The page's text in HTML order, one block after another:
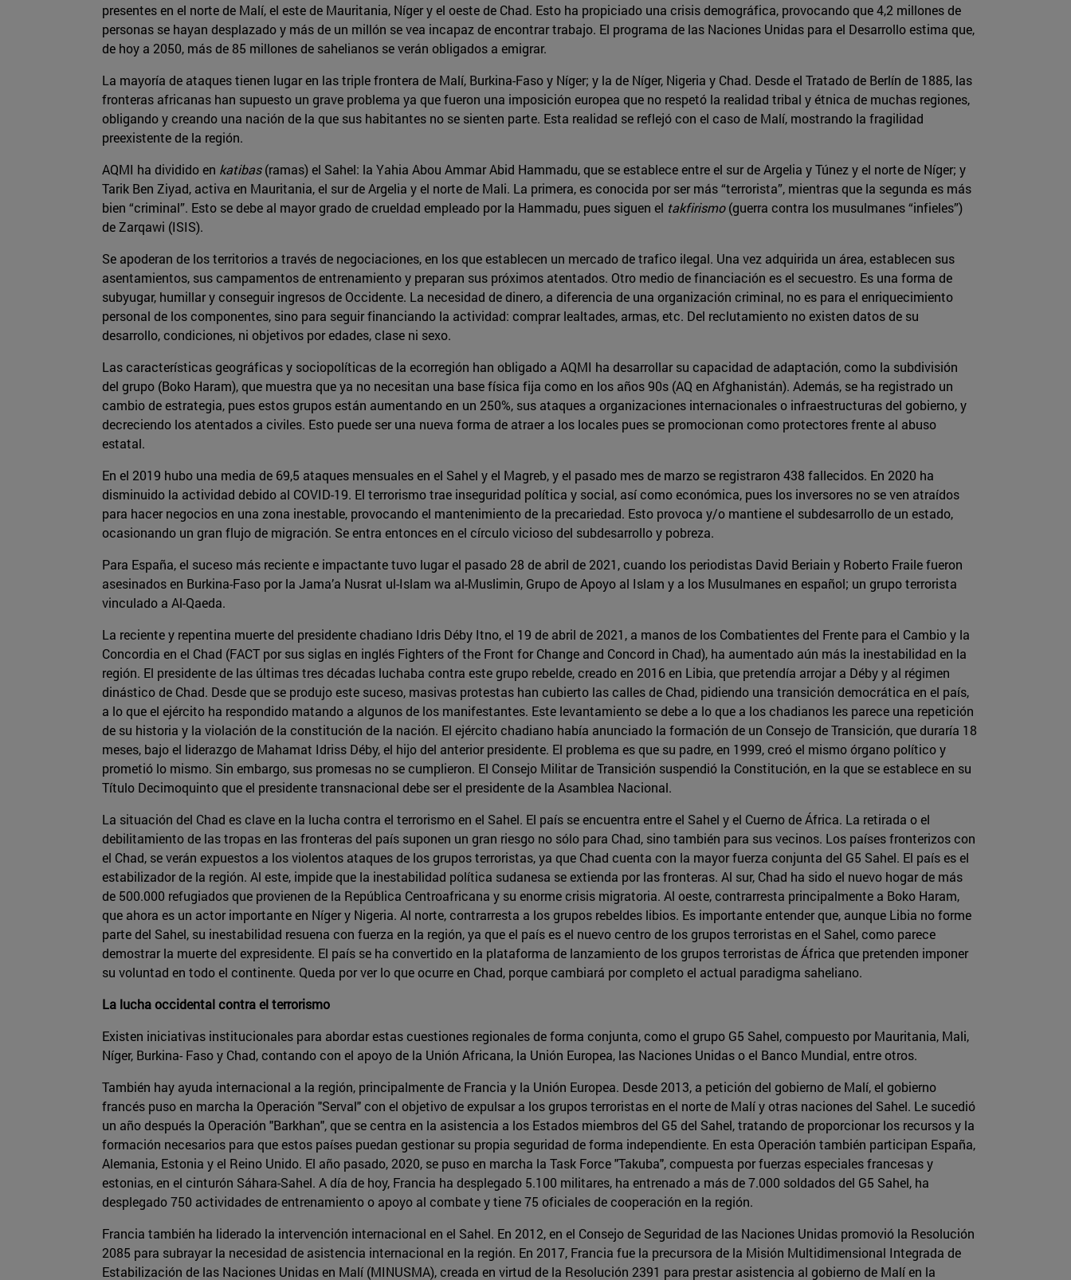
presentes en el norte de Malí, el este de Mauritania, Níger y el oeste de Chad. Esto ha propiciado una crisis demográfica, provocando que 4,2 millones de
personas se hayan desplazado y más de un millón se vea incapaz de encontrar trabajo. El programa de las Naciones Unidas para el Desarrollo estima que,
de hoy a 2050, más de 85 millones de sahelianos se verán obligados a emigrar.
La mayoría de ataques tienen lugar en las triple frontera de Malí, Burkina-Faso y Níger; y la de Níger, Nigeria y Chad. Desde el Tratado de Berlín de 1885, las
fronteras africanas han supuesto un grave problema ya que fueron una imposición europea que no respetó la realidad tribal y étnica de muchas regiones,
obligando y creando una nación de la que sus habitantes no se sienten parte. Esta realidad se reflejó con el caso de Malí, mostrando la fragilidad
preexistente de la región.
AQMI ha dividido en katibas(ramas) el Sahel: la Yahia Abou Ammar Abid Hammadu, que se establece entre el sur de Argelia y Túnez y el norte de Níger; y
Tarik Ben Ziyad, activa en Mauritania, el sur de Argelia y el norte de Mali. La primera, es conocida por ser más “terrorista”, mientras que la segunda es más
bien “criminal”. Esto se debe al mayor grado de crueldad empleado por la Hammadu, pues siguen el takfirismo(guerra contra los musulmanes “infieles”)
de Zarqawi (ISIS).
Se apoderan de los territorios a través de negociaciones, en los que establecen un mercado de trafico ilegal. Una vez adquirida un área, establecen sus
asentamientos, sus campamentos de entrenamiento y preparan sus próximos atentados. Otro medio de financiación es el secuestro. Es una forma de
subyugar, humillar y conseguir ingresos de Occidente. La necesidad de dinero, a diferencia de una organización criminal, no es para el enriquecimiento
personal de los componentes, sino para seguir financiando la actividad: comprar lealtades, armas, etc. Del reclutamiento no existen datos de su
desarrollo, condiciones, ni objetivos por edades, clase ni sexo.
Las características geográficas y sociopolíticas de la ecorregión han obligado a AQMI ha desarrollar su capacidad de adaptación, como la subdivisión
del grupo (Boko Haram), que muestra que ya no necesitan una base física fija como en los años 90s (AQ en Afghanistán). Además, se ha registrado un
cambio de estrategia, pues estos grupos están aumentando en un 250%, sus ataques a organizaciones internacionales o infraestructuras del gobierno, y
decreciendo los atentados a civiles. Esto puede ser una nueva forma de atraer a los locales pues se promocionan como protectores frente al abuso
estatal.
En el 2019 hubo una media de 69,5 ataques mensuales en el Sahel y el Magreb, y el pasado mes de marzo se registraron 438 fallecidos. En 2020 ha
disminuido la actividad debido al COVID-19. El terrorismo trae inseguridad política y social, así como económica, pues los inversores no se ven atraídos
para hacer negocios en una zona inestable, provocando el mantenimiento de la precariedad. Esto provoca y/o mantiene el subdesarrollo de un estado,
ocasionando un gran flujo de migración. Se entra entonces en el círculo vicioso del subdesarrollo y pobreza.
Para España, el suceso más reciente e impactante tuvo lugar el pasado 28 de abril de 2021, cuando los periodistas David Beriain y Roberto Fraile fueron
asesinados en Burkina-Faso por la Jama’a Nusrat ul-Islam wa al-Muslimin, Grupo de Apoyo al Islam y a los Musulmanes en español; un grupo terrorista
vinculado a Al-Qaeda.
La reciente y repentina muerte del presidente chadiano Idris Déby Itno, el 19 de abril de 2021, a manos de los Combatientes del Frente para el Cambio y la
Concordia en el Chad (FACT por sus siglas en inglés Fighters of the Front for Change and Concord in Chad), ha aumentado aún más la inestabilidad en la
región. El presidente de las últimas tres décadas luchaba contra este grupo rebelde, creado en 2016 en Libia, que pretendía arrojar a Déby y al régimen
dinástico de Chad. Desde que se produjo este suceso, masivas protestas han cubierto las calles de Chad, pidiendo una transición democrática en el país,
a lo que el ejército ha respondido matando a algunos de los manifestantes. Este levantamiento se debe a lo que a los chadianos les parece una repetición
de su historia y la violación de la constitución de la nación. El ejército chadiano había anunciado la formación de un Consejo de Transición, que duraría 18
meses, bajo el liderazgo de Mahamat Idriss Déby, el hijo del anterior presidente. El problema es que su padre, en 1999, creó el mismo órgano político y
prometió lo mismo. Sin embargo, sus promesas no se cumplieron. El Consejo Militar de Transición suspendió la Constitución, en la que se establece en su
Título Decimoquinto que el presidente transnacional debe ser el presidente de la Asamblea Nacional.
La situación del Chad es clave en la lucha contra el terrorismo en el Sahel. El país se encuentra entre el Sahel y el Cuerno de África. La retirada o el
debilitamiento de las tropas en las fronteras del país suponen un gran riesgo no sólo para Chad, sino también para sus vecinos. Los países fronterizos con
el Chad, se verán expuestos a los violentos ataques de los grupos terroristas, ya que Chad cuenta con la mayor fuerza conjunta del G5 Sahel. El país es el
estabilizador de la región. Al este, impide que la inestabilidad política sudanesa se extienda por las fronteras. Al sur, Chad ha sido el nuevo hogar de más
de 500.000 refugiados que provienen de la República Centroafricana y su enorme crisis migratoria. Al oeste, contrarresta principalmente a Boko Haram,
que ahora es un actor importante en Níger y Nigeria. Al norte, contrarresta a los grupos rebeldes libios. Es importante entender que, aunque Libia no forme
parte del Sahel, su inestabilidad resuena con fuerza en la región, ya que el país es el nuevo centro de los grupos terroristas en el Sahel, como parece
demostrar la muerte del expresidente. El país se ha convertido en la plataforma de lanzamiento de los grupos terroristas de África que pretenden imponer
su voluntad en todo el continente. Queda por ver lo que ocurre en Chad, porque cambiará por completo el actual paradigma saheliano.
La lucha occidental contra el terrorismo
Existen iniciativas institucionales para abordar estas cuestiones regionales de forma conjunta, como el grupo G5 Sahel, compuesto por Mauritania, Mali,
Níger, Burkina- Faso y Chad, contando con el apoyo de la Unión Africana, la Unión Europea, las Naciones Unidas o el Banco Mundial, entre otros.
También hay ayuda internacional a la región, principalmente de Francia y la Unión Europea. Desde 2013, a petición del gobierno de Malí, el gobierno
francés puso en marcha la Operación "Serval" con el objetivo de expulsar a los grupos terroristas en el norte de Malí y otras naciones del Sahel. Le sucedió
un año después la Operación "Barkhan", que se centra en la asistencia a los Estados miembros del G5 del Sahel, tratando de proporcionar los recursos y la
formación necesarios para que estos países puedan gestionar su propia seguridad de forma independiente. En esta Operación también participan España,
Alemania, Estonia y el Reino Unido. El año pasado, 2020, se puso en marcha la Task Force "Takuba", compuesta por fuerzas especiales francesas y
estonias, en el cinturón Sáhara-Sahel. A día de hoy, Francia ha desplegado 5.100 militares, ha entrenado a más de 7.000 soldados del G5 Sahel, ha
desplegado 750 actividades de entrenamiento o apoyo al combate y tiene 75 oficiales de cooperación en la región.
Francia también ha liderado la intervención internacional en el Sahel. En 2012, en el Consejo de Seguridad de las Naciones Unidas promovió la Resolución
2085 para subrayar la necesidad de asistencia internacional en la región. En 2017, Francia fue la precursora de la Misión Multidimensional Integrada de
Estabilización de las Naciones Unidas en Malí (MINUSMA), creada en virtud de la Resolución 2391 para prestar asistencia al gobierno de Malí en la